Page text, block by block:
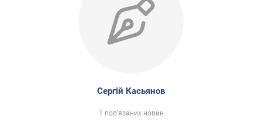
Сергій Касьянов
1 пов'язаних новин